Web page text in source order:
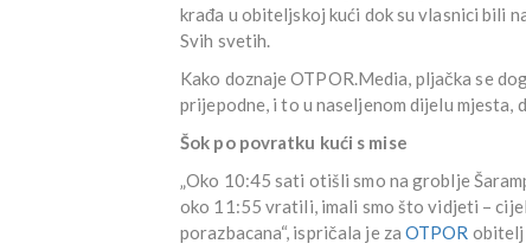
krađa u obiteljskoj kući dok su vlasnici bili
Svih svetih.
Kako doznaje OTPOR.Media, pljačka se
prijepodne, i to u naseljenom dijelu
Šok po povratku kući s mise
„Oko 10:45 sati otišli smo na groblje
oko 11:55 vratili, imali smo što vidjeti –
porazbacana“, ispričala je za OTPOR obitelj